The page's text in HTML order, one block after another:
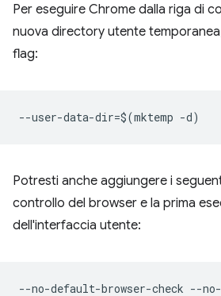
Per eseguire Chrome dalla riga di
nuova directory utente
flag:
Potresti anche aggiungere i
controllo del browser e la prima
dell'interfaccia utente: